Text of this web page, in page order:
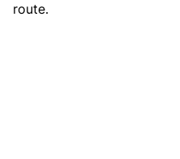
route.